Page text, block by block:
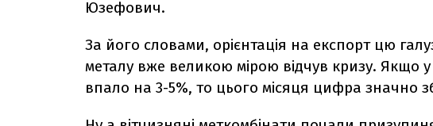
Юзефович.
За його словами, орієнтація на експорт цю
металу вже великою мірою відчув кризу. Якщо у
впало на 3-5%, то цього місяця цифра значно